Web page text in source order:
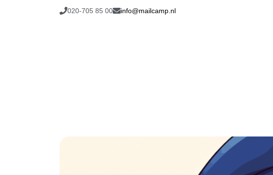
020-705 85 00 info@mailcamp.nl